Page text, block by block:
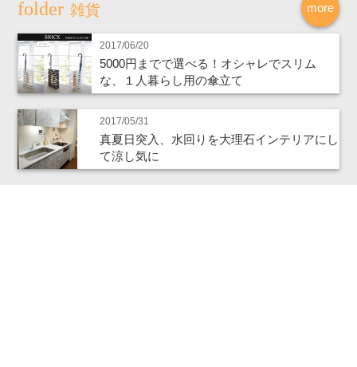
more
雑貨
2017/06/20
5000円までで選べる！オシャレでスリム
な、１人暮らし用の傘立て
2017/05/31
真夏日突入、水回りを大理石インテリアにし
て涼し気に